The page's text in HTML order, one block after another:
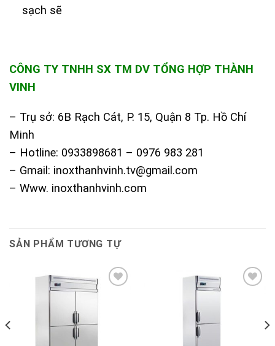
sạch sẽ
CÔNG TY TNHH SX TM DV TỔNG HỢP THÀNH
VINH
– Trụ sở: 6B Rạch Cát, P. 15, Quận 8 Tp. Hồ Chí
Minh
– Hotline: 0933898681 – 0976 983 281
– Gmail: inoxthanhvinh.tv@gmail.com
– Www. inoxthanhvinh.com
SẢN PHẨM TƯƠNG TỰ